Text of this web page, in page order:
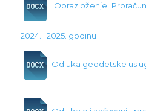
Obrazloženje
2024. i 2025. godinu
Odluka geodetske